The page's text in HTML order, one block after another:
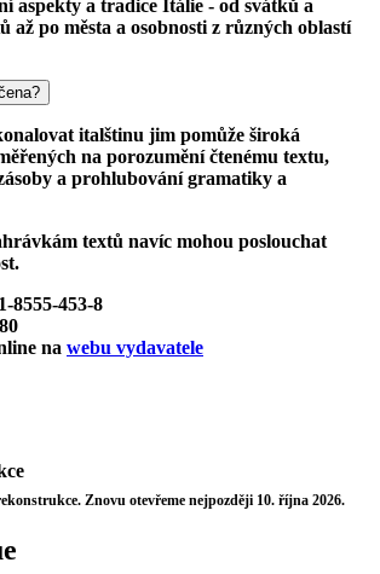
aspekty a tradice Itálie - od svátků a
po města a osobnosti z různých oblastí
italštinu jim pomůže široká
na porozumění čtenému textu,
a prohlubování gramatiky a
textů navíc mohou poslouchat
8555-453-8
na webu vydavatele
Znovu otevřeme nejpozději 10. října 2026.